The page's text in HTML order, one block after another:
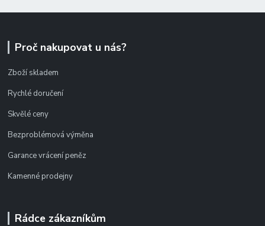
Proč nakupovat u nás?
Zboží skladem
Rychlé doručení
Skvělé ceny
Bezproblémová výměna
Garance vrácení peněz
Kamenné prodejny
Rádce zákazníkům